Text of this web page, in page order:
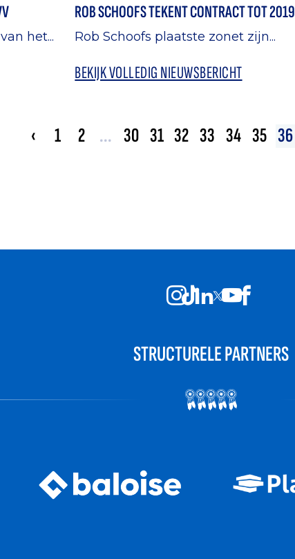
het...
ROB SCHOOFS TEKENT CONTRACT TOT 2019
Rob Schoofs plaatste zonet zijn...
BEKIJK VOLLEDIG NIEUWSBERICHT
‹ 1 2 ... 30 31 32 33 34 35 36
STRUCTURELE PARTNERS